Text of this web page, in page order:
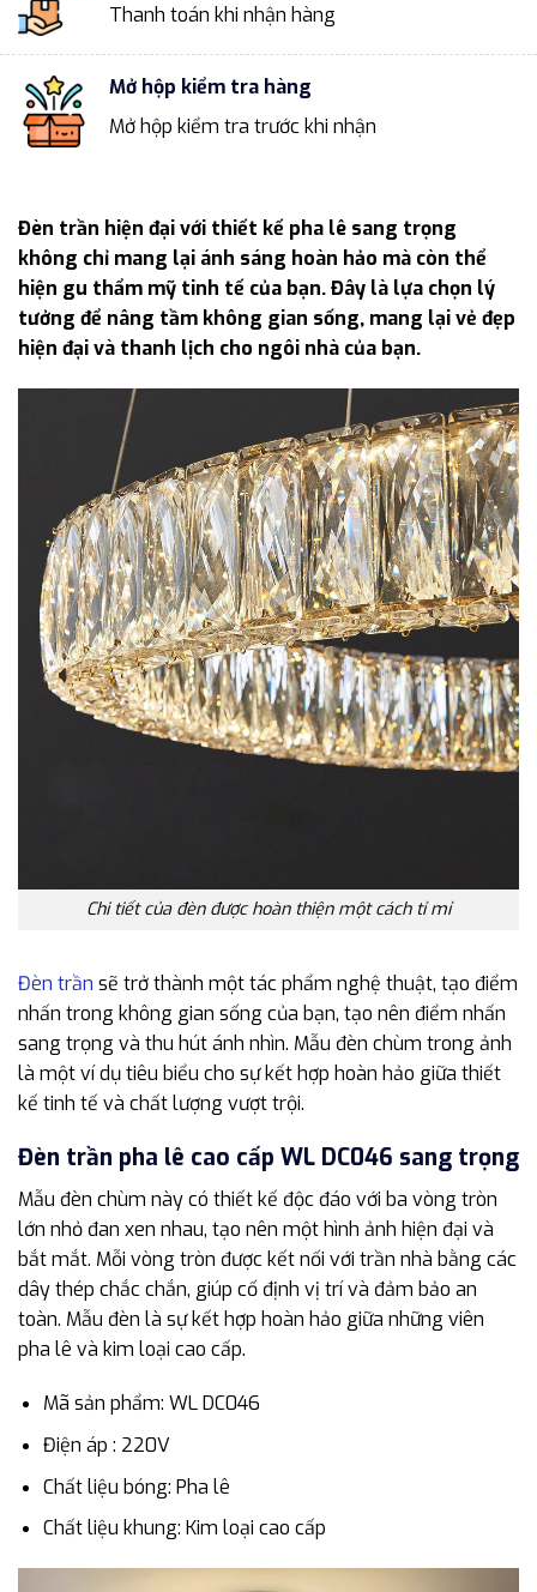
Thanh toán khi nhận hàng
Mở hộp kiểm tra hàng
Mở hộp kiểm tra trước khi nhận
Đèn trần hiện đại với thiết kế pha lê sang trọng
không chỉ mang lại ánh sáng hoàn hảo mà còn thể
hiện gu thẩm mỹ tinh tế của bạn. Đây là lựa chọn lý
tưởng để nâng tầm không gian sống, mang lại vẻ đẹp
hiện đại và thanh lịch cho ngôi nhà của bạn.
Chi tiết của đèn được hoàn thiện một cách tỉ mỉ
Đèn trần sẽ trở thành một tác phẩm nghệ thuật, tạo điểm
nhấn trong không gian sống của bạn, tạo nên điểm nhấn
sang trọng và thu hút ánh nhìn. Mẫu đèn chùm trong ảnh
là một ví dụ tiêu biểu cho sự kết hợp hoàn hảo giữa thiết
kế tinh tế và chất lượng vượt trội.
Đèn trần pha lê cao cấp WL DC046 sang trọng
Mẫu đèn chùm này có thiết kế độc đáo với ba vòng tròn
lớn nhỏ đan xen nhau, tạo nên một hình ảnh hiện đại và
bắt mắt. Mỗi vòng tròn được kết nối với trần nhà bằng các
dây thép chắc chắn, giúp cố định vị trí và đảm bảo an
toàn. Mẫu đèn là sự kết hợp hoàn hảo giữa những viên
pha lê và kim loại cao cấp.
Mã sản phẩm: WL DC046
Điện áp : 220V
Chất liệu bóng: Pha lê
Chất liệu khung: Kim loại cao cấp